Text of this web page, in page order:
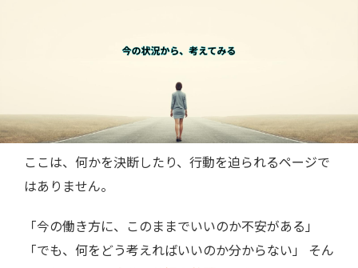
ここは、何かを決断したり、行動を迫られるページで
はありません。
「今の働き方に、このままでいいのか不安がある」
「でも、何をどう考えればいいのか分からない」 そん